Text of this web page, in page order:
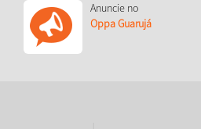
Anuncie no
Oppa Guarujá